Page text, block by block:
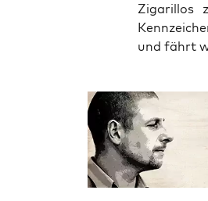
Zigarillos
und fährt